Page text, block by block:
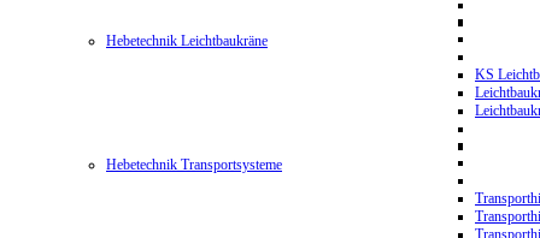
Hebetechnik Leichtbaukräne
KS
Hebetechnik Transportsysteme